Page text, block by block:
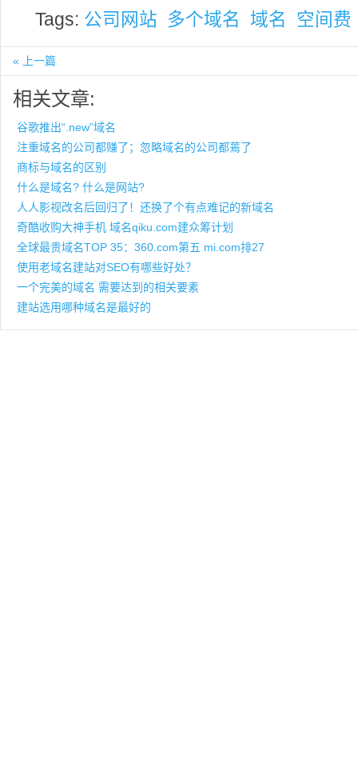
Tags: 公司网站 多个域名 域名 空间费
« 上一篇
相关文章:
谷歌推出“.new”域名
注重域名的公司都赚了；忽略域名的公司都蔫了
商标与域名的区别
什么是域名? 什么是网站?
人人影视改名后回归了！还换了个有点难记的新域名
奇酷收购大神手机 域名qiku.com建众筹计划
全球最贵域名TOP 35：360.com第五 mi.com排27
使用老域名建站对SEO有哪些好处？
一个完美的域名 需要达到的相关要素
建站选用哪种域名是最好的